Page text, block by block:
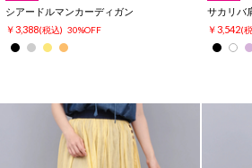
シアードルマンカーディガン
￥3,388(税込) 30%OFF
サカリバ
￥3,542(